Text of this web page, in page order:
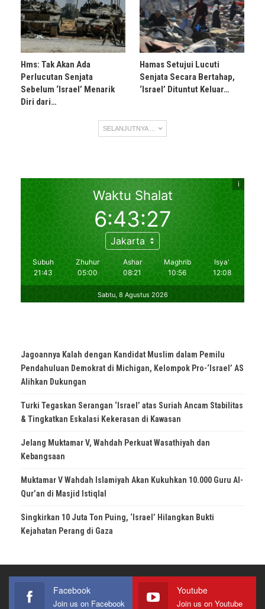
Hms: Tak Akan Ada
Perlucutan Senjata
Sebelum ‘Israel’ Menarik
Diri dari…
Hamas Setujui Lucuti
Senjata Secara Bertahap,
‘Israel’ Dituntut Keluar…
SELANJUTNYA ...
Jagoannya Kalah dengan Kandidat Muslim dalam Pemilu
Pendahuluan Demokrat di Michigan, Kelompok Pro-‘Israel’ AS
Alihkan Dukungan
Turki Tegaskan Serangan ‘Israel’ atas Suriah Ancam Stabilitas
& Tingkatkan Eskalasi Kekerasan di Kawasan
Jelang Muktamar V, Wahdah Perkuat Wasathiyah dan
Kebangsaan
Muktamar V Wahdah Islamiyah Akan Kukuhkan 10.000 Guru Al-
Qur’an di Masjid Istiqlal
Singkirkan 10 Juta Ton Puing, ‘Israel’ Hilangkan Bukti
Kejahatan Perang di Gaza
Facebook
Join us on Facebook
Youtube
Join us on Youtube